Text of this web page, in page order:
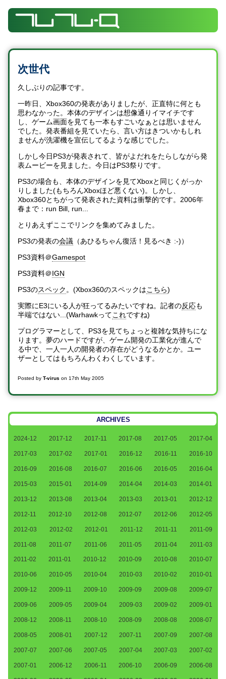
次世代
久しぶりの記事です。
一昨日、Xbox360の発表がありましたが、正直特に何とも
思わなかった。本体のデザインは想像通りイマイチです
し、ゲーム画面を見ても一本もすごいなぁとは思いません
でした。発表番組を見ていたら、言い方はきついかもしれ
ませんが洗濯機を宣伝してるような感じでした。
しかし今日PS3が発表されて、皆がよだれをたらしながら発
表ムービーを見ました。今日はPS3祭りです。
PS3の場合も、本体のデザインを見てXboxと同じくがっか
りしました(もちろんXboxほど悪くない)。しかし、
Xbox360とちがって発表された資料は衝撃的です。2006年
春まで：run Bill, run...
とりあえずここでリンクを集めてみました。
PS3の発表の会議 （あひるちゃん復活！見るべき :-)）
PS3資料＠Gamespot
PS3資料＠IGN
PS3のスペック 。(Xbox360のスペックはこちら)
実際にE3にいる人が狂ってるみたいですね。記者の反応も
半端ではない...(Warhawkってこれですね)
プログラマーとして、PS3を見てちょっと複雑な気持ちにな
ります。夢のハードですが、ゲーム開発の工業化が進んで
る中で、一人一人の開発者の存在がどうなるかとか。ユー
ザーとしてはもちろんわくわくしています。
Posted byT-virus on 17th May 2005
ARCHIVES
2024-12 2017-12 2017-11 2017-08 2017-05 2017-04
2017-03 2017-02 2017-01 2016-12 2016-11 2016-10
2016-09 2016-08 2016-07 2016-06 2016-05 2016-04
2015-03 2015-01 2014-09 2014-04 2014-03 2014-01
2013-12 2013-08 2013-04 2013-03 2013-01 2012-12
2012-11 2012-10 2012-08 2012-07 2012-06 2012-05
2012-03 2012-02 2012-01 2011-12 2011-11 2011-09
2011-08 2011-07 2011-06 2011-05 2011-04 2011-03
2011-02 2011-01 2010-12 2010-09 2010-08 2010-07
2010-06 2010-05 2010-04 2010-03 2010-02 2010-01
2009-12 2009-11 2009-10 2009-09 2009-08 2009-07
2009-06 2009-05 2009-04 2009-03 2009-02 2009-01
2008-12 2008-11 2008-10 2008-09 2008-08 2008-07
2008-05 2008-01 2007-12 2007-11 2007-09 2007-08
2007-07 2007-06 2007-05 2007-04 2007-03 2007-02
2007-01 2006-12 2006-11 2006-10 2006-09 2006-08